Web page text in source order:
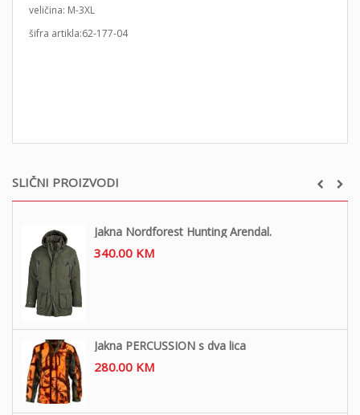
SLIČNI PROIZVODI
Jakna Nordforest Hunting Arendal.
340.00 KM
Jakna PERCUSSION s dva lica
280.00 KM
veličina: M-3XL
šifra artikla:62-177-04